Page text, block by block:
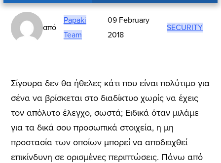
από
Papaki
Team
09 February
2018
SECURITY
Σίγουρα δεν θα ήθελες κάτι που είναι πολύτιμο για
σένα να βρίσκεται στο διαδίκτυο χωρίς να έχεις
τον απόλυτο έλεγχο, σωστά; Ειδικά όταν μιλάμε
για τα δικά σου προσωπικά στοιχεία, η μη
προστασία των οποίων μπορεί να αποδειχθεί
επικίνδυνη σε ορισμένες περιπτώσεις. Πάνω από